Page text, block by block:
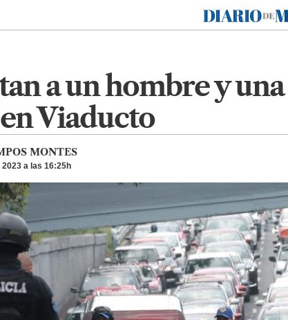
Diario de México
a un hombre y
Viaducto
MONTES
a las 16:25h